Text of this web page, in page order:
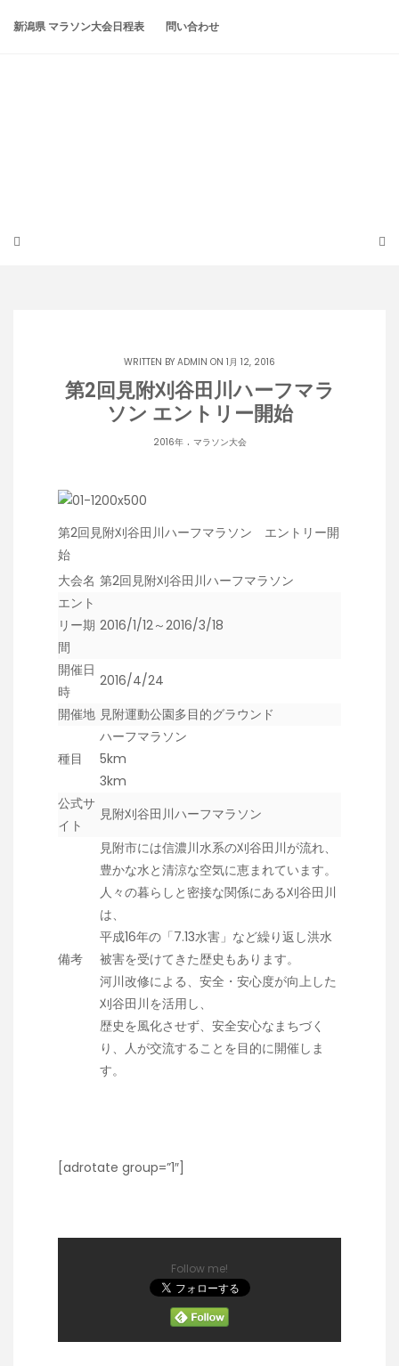
新潟県 マラソン大会日程表 問い合わせ
WRITTEN BY ADMIN ON 1月 12, 2016
第2回見附刈谷田川ハーフマラ
ソン エントリー開始
2016年. マラソン大会
第2回見附刈谷田川ハーフマラソン エントリー開
始
大会名 第2回見附刈谷田川ハーフマラソン
エント
リー期
間
2016/1/12～2016/3/18
開催日
時
2016/4/24
開催地 見附運動公園多目的グラウンド
種目
ハーフマラソン
5km
3km
公式サ
イト
見附刈谷田川ハーフマラソン
備考
見附市には信濃川水系の刈谷田川が流れ、
豊かな水と清涼な空気に恵まれています。
人々の暮らしと密接な関係にある刈谷田川
は、
平成16年の「7.13水害」など繰り返し洪水
被害を受けてきた歴史もあります。
河川改修による、安全・安心度が向上した
刈谷田川を活用し、
歴史を風化させず、安全安心なまちづく
り、人が交流することを目的に開催しま
す。
[adrotate group=”1″]
Follow me!